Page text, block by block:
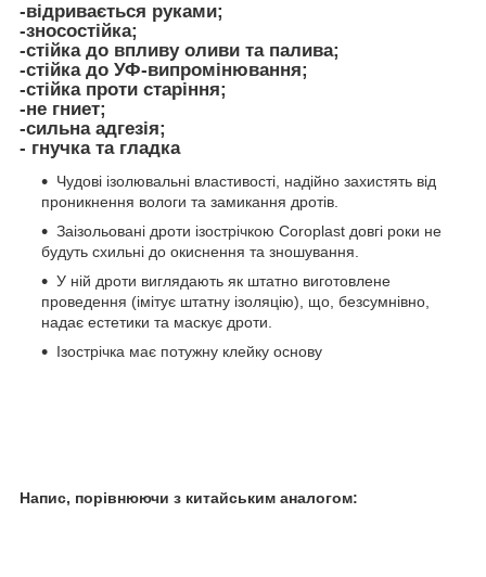
-відривається руками;
-зносостійка;
-стійка до впливу оливи та палива;
-стійка до УФ-випромінювання;
-стійка проти старіння;
-не гниет;
-сильна адгезія;
- гнучка та гладка
Чудові ізолювальні властивості, надійно захистять від
проникнення вологи та замикання дротів.
Заізольовані дроти ізострічкою Coroplast довгі роки не
будуть схильні до окиснення та зношування.
У ній дроти виглядають як штатно виготовлене
проведення (імітує штатну ізоляцію), що, безсумнівно,
надає естетики та маскує дроти.
Ізострічка має потужну клейку основу
Напис, порівнюючи з китайським аналогом: